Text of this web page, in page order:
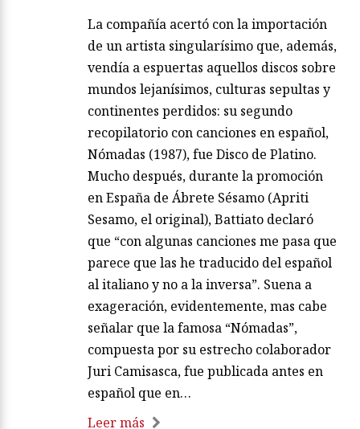
La compañía acertó con la importación
de un artista singularísimo que, además,
vendía a espuertas aquellos discos sobre
mundos lejanísimos, culturas sepultas y
continentes perdidos: su segundo
recopilatorio con canciones en español,
Nómadas (1987), fue Disco de Platino.
Mucho después, durante la promoción
en España de Ábrete Sésamo (Apriti
Sesamo, el original), Battiato declaró
que “con algunas canciones me pasa que
parece que las he traducido del español
al italiano y no a la inversa”. Suena a
exageración, evidentemente, mas cabe
señalar que la famosa “Nómadas”,
compuesta por su estrecho colaborador
Juri Camisasca, fue publicada antes en
español que en…
Leer más